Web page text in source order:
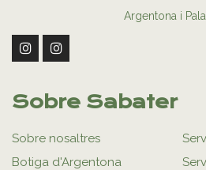
Argentona i
Sobre Sabater
Sobre nosaltres
Botiga d'Argentona